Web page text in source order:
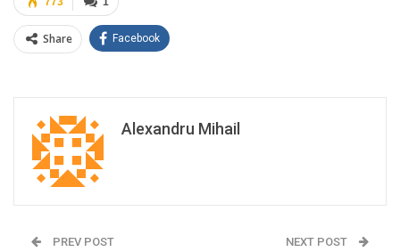
Share Facebook
Alexandru Mihail
PREV POST NEXT POST